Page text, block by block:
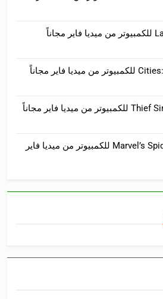
تحميل لعبة Last Epoch للكمبيوتر من ميديا فاير مجاناً
تحميل لعبة Cities: Skylines للكمبيوتر من ميديا فاير مجاناً
تحميل لعبة Thief Simulator 2 للكمبيوتر من ميديا فاير مجاناً
تحميل لعبة Marvel’s Spider Man 2 للكمبيوتر من ميديا فاير